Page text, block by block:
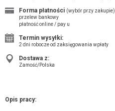
Forma płatności (wybór przy zakupie)
przelew bankowy
płatność online / pay u
Termin wysyłki:
2 dni robocze od zaksięgowania wpłaty
Dostawa z:
Zamość/Polska
Opis pracy: